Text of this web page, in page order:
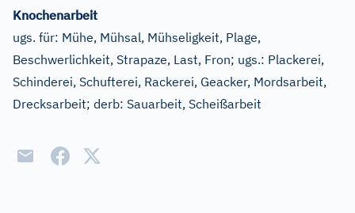
Knochenarbeit
ugs. für: Mühe, Mühsal, Mühseligkeit, Plage,
Beschwerlichkeit, Strapaze, Last, Fron; ugs.: Plackerei,
Schinderei, Schufterei, Rackerei, Geacker, Mordsarbeit,
Drecksarbeit; derb: Sauarbeit, Scheißarbeit